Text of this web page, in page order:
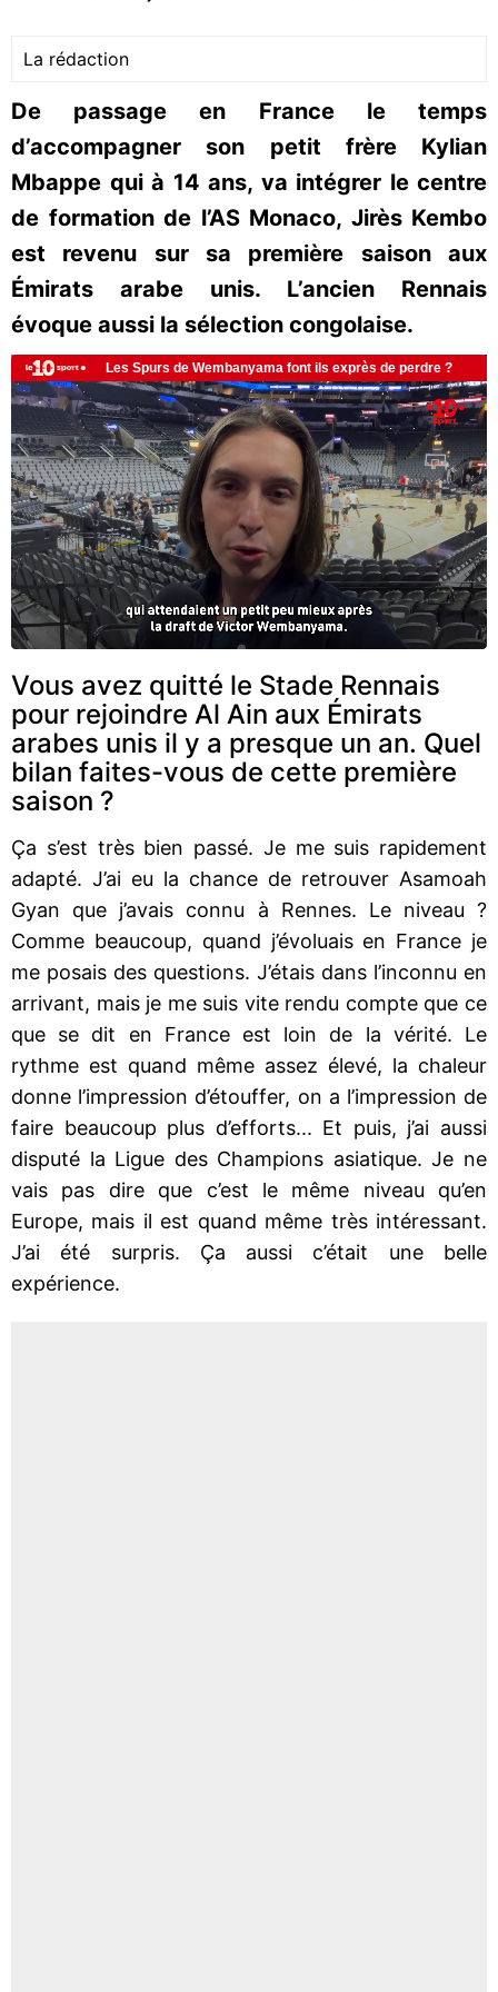
La rédaction
De passage en France le temps
d’accompagner son petit frère Kylian
Mbappe qui à 14 ans, va intégrer le centre
de formation de l’AS Monaco, Jirès Kembo
est revenu sur sa première saison aux
Émirats arabe unis. L’ancien Rennais
évoque aussi la sélection congolaise.
Vous avez quitté le Stade Rennais
pour rejoindre Al Ain aux Émirats
arabes unis il y a presque un an. Quel
bilan faites-vous de cette première
saison ?
Ça s’est très bien passé. Je me suis rapidement
adapté. J’ai eu la chance de retrouver Asamoah
Gyan que j’avais connu à Rennes. Le niveau ?
Comme beaucoup, quand j’évoluais en France je
me posais des questions. J’étais dans l’inconnu en
arrivant, mais je me suis vite rendu compte que ce
que se dit en France est loin de la vérité. Le
rythme est quand même assez élevé, la chaleur
donne l’impression d’étouffer, on a l’impression de
faire beaucoup plus d’efforts... Et puis, j’ai aussi
disputé la Ligue des Champions asiatique. Je ne
vais pas dire que c’est le même niveau qu’en
Europe, mais il est quand même très intéressant.
J’ai été surpris. Ça aussi c’était une belle
expérience.